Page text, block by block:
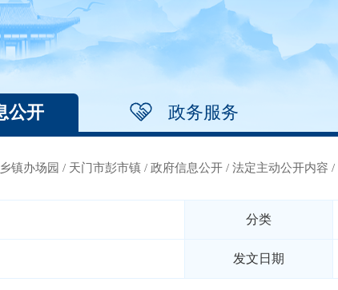
公开 政务服务
乡镇办场园 / 天门市彭市镇 / 政府信息公开 / 法定主动公开内容 /
分类
发文日期